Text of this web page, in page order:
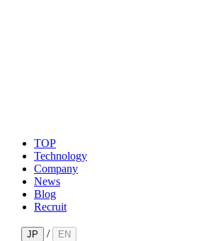
TOP
Technology
Company
News
Blog
Recruit
JP / EN